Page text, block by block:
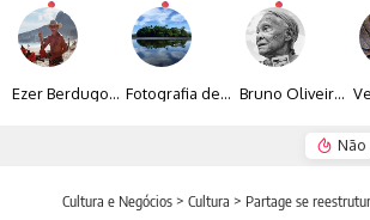
Ezer Berdugo transforma experiências multiculturais e memórias em narrativas visuais por meio da fotografia Fotografia de Fátima Carlini transforma paisagens naturais em experiências de contemplação Bruno Oliveira retrata o cotidiano urbano por meio da fotografia em preto e branco
Não
Cultura e Negócios > Cultura > Partage se